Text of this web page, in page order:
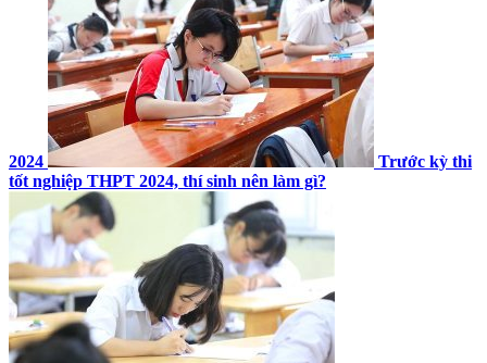
2024
Trước kỳ thi
tốt nghiệp THPT 2024, thí sinh nên làm gì?